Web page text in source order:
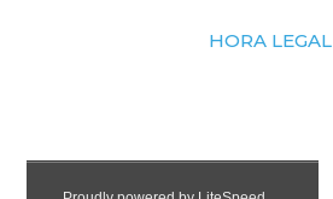
HORA LEGAL